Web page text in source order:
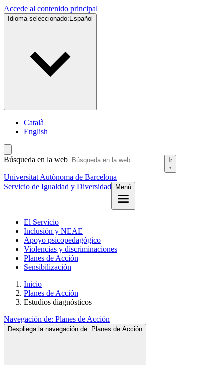
Accede al contenido principal
Idioma seleccionado: Español
Català
English
Búsqueda en la web Ir
Universitat Autònoma de Barcelona
Servicio de Igualdad y Diversidad Menú
El Servicio
Inclusión y NEAE
Apoyo psicopedagógico
Violencias y discriminaciones
Planes de Acción
Sensibilización
Inicio
Planes de Acción
Estudios diagnósticos
Navegación de: Planes de Acción
Despliega la navegación de: Planes de Acción